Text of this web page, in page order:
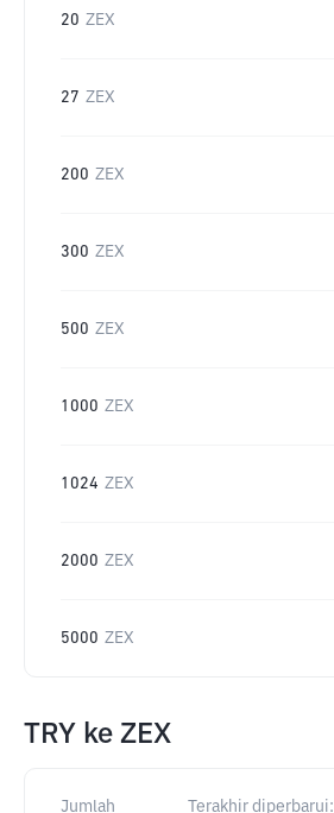
20 ZEX
27 ZEX
200 ZEX
300 ZEX
500 ZEX
1000 ZEX
1024 ZEX
2000 ZEX
5000 ZEX
TRY ke ZEX
Jumlah Terakhir diperbarui: